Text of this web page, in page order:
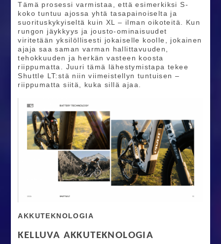
Tämä prosessi varmistaa, että esimerkiksi S-
koko tuntuu ajossa yhtä tasapainoiselta ja
suorituskykyiseltä kuin XL – ilman oikoteitä. Kun
rungon jäykkyys ja jousto-ominaisuudet
viritetään yksilöllisesti jokaiselle koolle, jokainen
ajaja saa saman varman hallittavuuden,
tehokkuuden ja herkän vasteen koosta
riippumatta. Juuri tämä lähestymistapa tekee
Shuttle LT:stä niin viimeistellyn tuntuisen –
riippumatta siitä, kuka sillä ajaa.
AKKUTEKNOLOGIA
KELLUVA AKKUTEKNOLOGIA